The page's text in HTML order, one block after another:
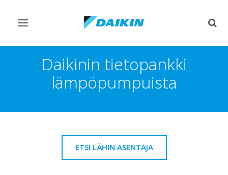
Vaihda
Daikinin tietopankki
lämpöpumpuista
ETSI LÄHIN ASENTAJA